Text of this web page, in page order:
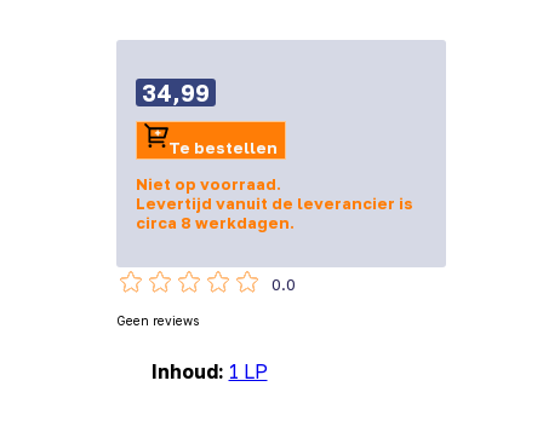
Inhoud: 1 LP
34,99
Te bestellen
Niet op voorraad.
Levertijd vanuit de leverancier is
circa 8 werkdagen.
0.0
Geen reviews